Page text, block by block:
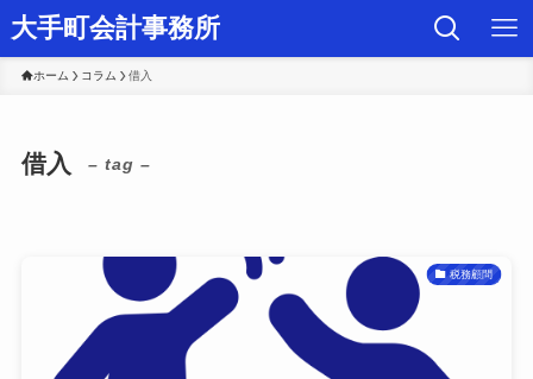
大手町会計事務所
ホーム コラム 借入
借入 – tag –
税務顧問